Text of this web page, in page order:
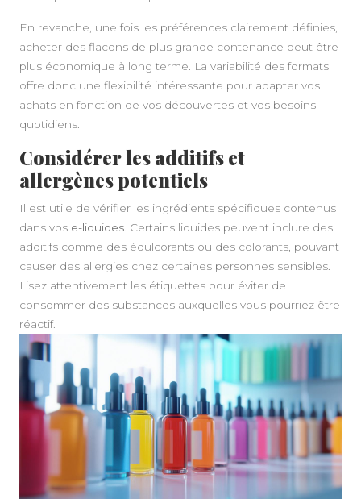
En revanche, une fois les préférences clairement définies,
acheter des flacons de plus grande contenance peut être
plus économique à long terme. La variabilité des formats
offre donc une flexibilité intéressante pour adapter vos
achats en fonction de vos découvertes et vos besoins
quotidiens.
Considérer les additifs et
allergènes potentiels
Il est utile de vérifier les ingrédients spécifiques contenus
dans vos e-liquides . Certains liquides peuvent inclure des
additifs comme des édulcorants ou des colorants, pouvant
causer des allergies chez certaines personnes sensibles.
Lisez attentivement les étiquettes pour éviter de
consommer des substances auxquelles vous pourriez être
réactif.